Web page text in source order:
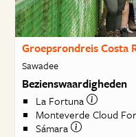
Groepsrondreis Costa
Sawadee
Bezienswaardigheden
La Fortuna
Monteverde Cloud
Sámara